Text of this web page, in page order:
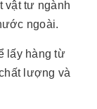
vật tư ngành
ngoài.
lấy hàng từ
lượng và